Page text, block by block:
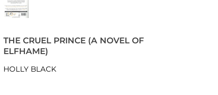
THE CRUEL PRINCE (A NOVEL OF
ELFHAME)
HOLLY BLACK